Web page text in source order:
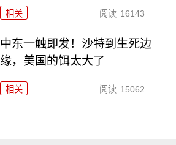
相关 阅读 16143
中东一触即发！沙特到生死边
缘，美国的饵太大了
相关 阅读 15062